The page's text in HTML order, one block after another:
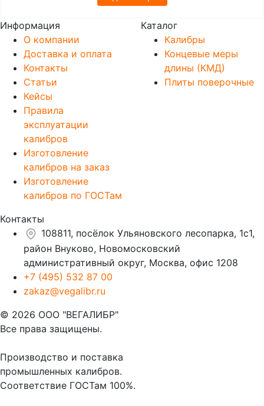
Информация
О компании
Доставка и оплата
Контакты
Статьи
Кейсы
Правила
эксплуатации
калибров
Изготовление
калибров на заказ
Изготовление
калибров по ГОСТам
Каталог
Калибры
Концевые меры
длины (КМД)
Плиты поверочные
Контакты
108811, посёлок Ульяновского лесопарка, 1с1,
район Внуково, Новомосковский
административный округ, Москва, офис 1208
+7 (495) 532 87 00
zakaz@vegalibr.ru
© 2026 ООО "ВЕГАЛИБР"
Все права защищены.
Производство и поставка
промышленных калибров.
Соответствие ГОСТам 100%.